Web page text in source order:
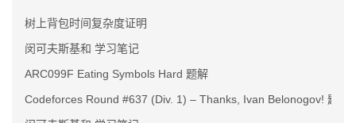
树上背包时间复杂度证明
闵可夫斯基和 学习笔记
ARC099F Eating Symbols Hard 题解
Codeforces Round #637 (Div. 1) – Thanks, Ivan Belonogov! 题解